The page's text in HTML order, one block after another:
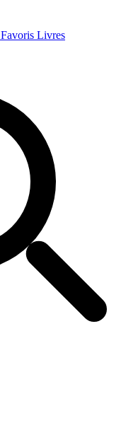
Favoris Livres